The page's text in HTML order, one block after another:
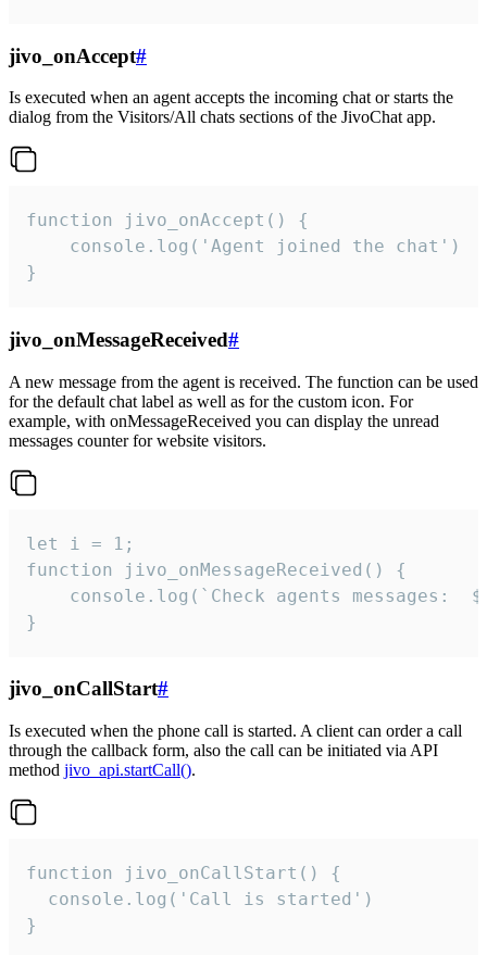
jivo_onAccept#
Is executed when an agent accepts the incoming chat or starts the
dialog from the Visitors/All chats sections of the JivoChat app.
function jivo_onAccept() {
}
jivo_onMessageReceived#
A new message from the agent is received. The function can be used
for the default chat label as well as for the custom icon. For
example, with onMessageReceived you can display the unread
messages counter for website visitors.
let i = 1;
function jivo_onMessageReceived() {
}
jivo_onCallStart#
Is executed when the phone call is started. A client can order a call
through the callback form, also the call can be initiated via API
method jivo_api.startCall().
function jivo_onCallStart() {
  console.log('Call is started')
}